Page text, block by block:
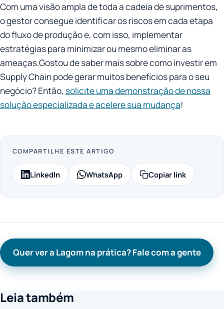
Com uma visão ampla de toda a cadeia de suprimentos,
o gestor consegue identificar os riscos em cada etapa
do fluxo de produção e, com isso, implementar
estratégias para minimizar ou mesmo eliminar as
ameaças.Gostou de saber mais sobre como investir em
Supply Chain pode gerar muitos benefícios para o seu
negócio? Então, solicite uma demonstração de nossa
solução especializada e acelere sua mudança!
COMPARTILHE ESTE ARTIGO
LinkedIn WhatsApp Copiar link
Quer ver a Lagom na prática? Fale com a gente
Leia também